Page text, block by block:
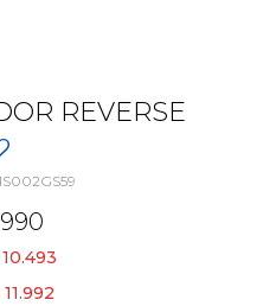
REVERSE
10.493
11.992